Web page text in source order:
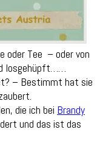
oder Tee – oder von
losgehüpft……
– Bestimmt hat sie
die ich bei Brandy
und das ist das